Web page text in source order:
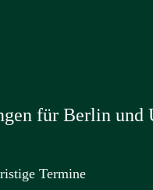
für Berlin und
Termine